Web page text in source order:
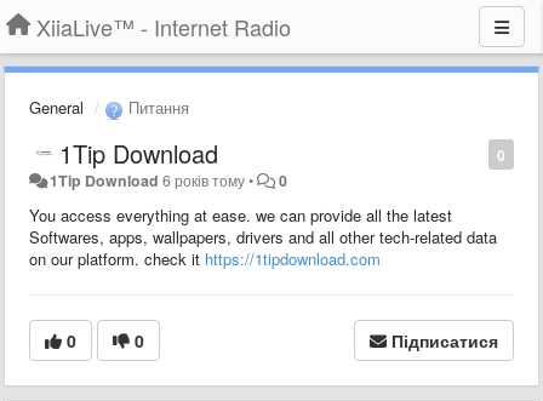
XiiaLive™ - Internet Radio
General Питання
0
1Tip Download
1Tip Download 6 років тому• 0
You access everything at ease. we can provide all the latest
Softwares, apps, wallpapers, drivers and all other tech-related data
on our platform. check it https://1tipdownload.com
0 0 Підписатися